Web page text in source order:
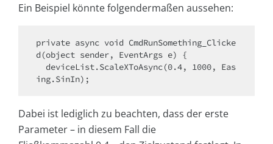
Ein Beispiel könnte folgendermaßen aussehen:
private async void CmdRunSomething_Clicke
d(object sender, EventArgs e) {
Dabei ist lediglich zu beachten, dass der erste
Parameter – in diesem Fall die